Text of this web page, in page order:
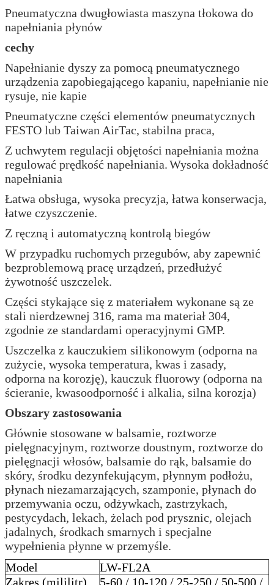
Pneumatyczna dwugłowiasta maszyna tłokowa do
napełniania płynów
cechy
Napełnianie dyszy za pomocą pneumatycznego
urządzenia zapobiegającego kapaniu, napełnianie nie
rysuje, nie kapie
Pneumatyczne części elementów pneumatycznych
FESTO lub Taiwan AirTac, stabilna praca,
Z uchwytem regulacji objętości napełniania można
regulować prędkość napełniania.Wysoka dokładność
napełniania
Łatwa obsługa, wysoka precyzja, łatwa konserwacja,
łatwe czyszczenie.
Z ręczną i automatyczną kontrolą biegów
W przypadku ruchomych przegubów, aby zapewnić
bezproblemową pracę urządzeń, przedłużyć
żywotność uszczelek.
Części stykające się z materiałem wykonane są ze
stali nierdzewnej 316, rama ma materiał 304,
zgodnie ze standardami operacyjnymi GMP.
Uszczelka z kauczukiem silikonowym (odporna na
zużycie, wysoka temperatura, kwas i zasady,
odporna na korozję), kauczuk fluorowy (odporna na
ścieranie, kwasoodporność i alkalia, silna korozja)
Obszary zastosowania
Głównie stosowane w balsamie, roztworze
pielęgnacyjnym, roztworze doustnym, roztworze do
pielęgnacji włosów, balsamie do rąk, balsamie do
skóry, środku dezynfekującym, płynnym podłożu,
płynach niezamarzających, szamponie, płynach do
przemywania oczu, odżywkach, zastrzykach,
pestycydach, lekach, żelach pod prysznic, olejach
jadalnych, środkach smarnych i specjalne
wypełnienia płynne w przemyśle.
Model
LW-FL2A
Zakres (mililitr)
5-60 / 10-120 / 25-250 / 50-500 /